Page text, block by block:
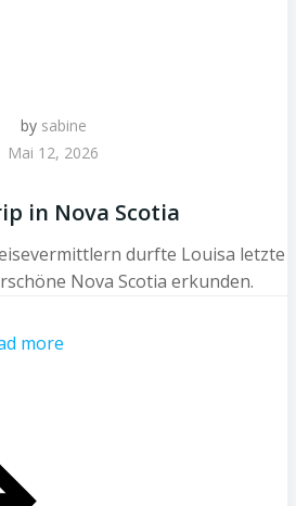
by sabine
Mai 12, 2026
in Nova Scotia
durfte Louisa letzte
Nova Scotia erkunden.
more